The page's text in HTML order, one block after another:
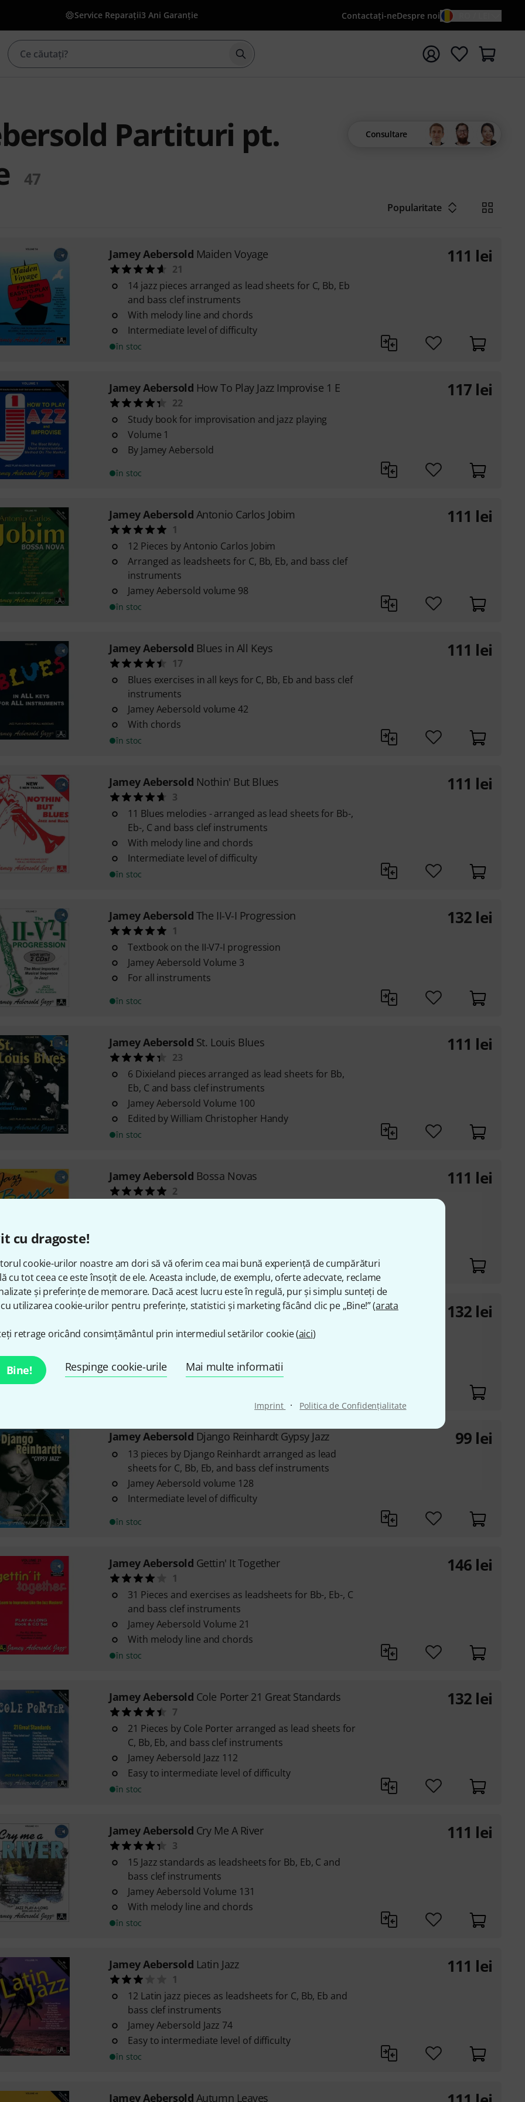
cu dragoste!
cookie-urilor noastre am dori să vă oferim cea mai bună experiență de cumpărături
cu tot ceea ce este însoțit de ele. Aceasta include, de exemplu, oferte adecvate, reclame
și preferințe de memorare. Dacă acest lucru este în regulă, pur și simplu sunteți de
utilizarea cookie-urilor pentru preferințe, statistici și marketing făcând clic pe „Bine!” (arata
retrage oricând consimțământul prin intermediul setărilor cookie (aici)
Bine! Respinge cookie-urile Mai multe informatii
Imprint · Politica de Confidenţialitate
Service Reparații3 Ani Garanție Contactaţi-neDespre noi
Începeți căutarea cu termenul de căutare {searchTerm}
Partituri pt.
47
Consultare
Popularitate
Jamey Aebersold Maiden Voyage
21
14 jazz pieces arranged as lead sheets for C, Bb, Eb
and bass clef instruments
With melody line and chords
Intermediate level of difficulty
în stoc
111 lei
Jamey Aebersold How To Play Jazz Improvise 1 E
22
Study book for improvisation and jazz playing
Volume 1
By Jamey Aebersold
în stoc
117 lei
Jamey Aebersold Antonio Carlos Jobim
1
12 Pieces by Antonio Carlos Jobim
Arranged as leadsheets for C, Bb, Eb, and bass clef
instruments
Jamey Aebersold volume 98
în stoc
111 lei
Jamey Aebersold Blues in All Keys
17
Blues exercises in all keys for C, Bb, Eb and bass clef
instruments
Jamey Aebersold volume 42
With chords
în stoc
111 lei
Jamey Aebersold Nothin' But Blues
3
11 Blues melodies - arranged as lead sheets for Bb-,
Eb-, C and bass clef instruments
With melody line and chords
Intermediate level of difficulty
în stoc
111 lei
Jamey Aebersold The II-V-I Progression
1
Textbook on the II-V7-I progression
Jamey Aebersold Volume 3
For all instruments
în stoc
132 lei
Jamey Aebersold St. Louis Blues
23
6 Dixieland pieces arranged as lead sheets for Bb,
Eb, C and bass clef instruments
Jamey Aebersold Volume 100
Edited by William Christopher Handy
în stoc
111 lei
Jamey Aebersold Bossa Novas
2
în stoc
111 lei
Jamey AebersoldMajor And Minor
Improvisation exercises
Intermediate level of difficulty
132 lei
Jamey Aebersold Django Reinhardt Gypsy Jazz
13 pieces by Django Reinhardt arranged as lead
sheets for C, Bb, Eb, and bass clef instruments
Jamey Aebersold volume 128
Intermediate level of difficulty
în stoc
99 lei
Jamey Aebersold Gettin' It Together
1
31 Pieces and exercises as leadsheets for Bb-, Eb-, C
and bass clef instruments
Jamey Aebersold Volume 21
With melody line and chords
în stoc
146 lei
Jamey Aebersold Cole Porter 21 Great Standards
7
21 Pieces by Cole Porter arranged as lead sheets for
C, Bb, Eb, and bass clef instruments
Jamey Aebersold Jazz 112
Easy to intermediate level of difficulty
în stoc
132 lei
Jamey Aebersold Cry Me A River
3
15 Jazz standards as leadsheets for Bb, Eb, C and
bass clef instruments
Jamey Aebersold Volume 131
With melody line and chords
în stoc
111 lei
Jamey Aebersold Latin Jazz
1
12 Latin jazz pieces as leadsheets for C, Bb, Eb and
bass clef instruments
Jamey Aebersold Jazz 74
Easy to intermediate level of difficulty
în stoc
111 lei
Jamey Aebersold Autumn Leaves